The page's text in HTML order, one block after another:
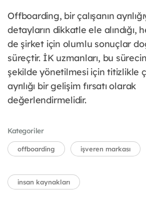
Offboarding, bir çalışanın
detayların dikkatle ele alındığı,
de şirket için olumlu sonuçlar
süreçtir. İK uzmanları, bu
şekilde yönetilmesi için titizlikle
ayrılığı bir gelişim fırsatı olarak
değerlendirmelidir.
Kategoriler
offboarding işveren markası
insan kaynakları